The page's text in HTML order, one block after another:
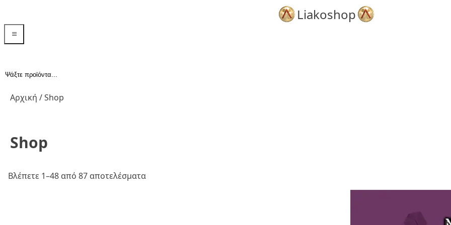
Liakoshop
Αναζήτηση...
Αρχική / Shop
Shop
Βλέπετε 1–48 από 87 αποτελέσματα